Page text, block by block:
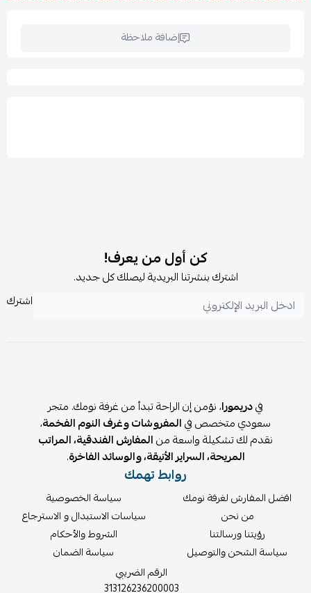
إضافة ملاحظة
كن أول من يعرف!
اشترك بنشرتنا البريدية ليصلك كل جديد.
اشترك
فيدريمورا، نؤمن إن الراحة تبدأ من غرفة نومك. متجر
سعودي متخصص فيالمفروشات وغرف النوم الفخمة،
نقدم لك تشكيلة واسعة منالمفارش الفندقية، المراتب
المريحة، السراير الأنيقة، والوسائد الفاخرة.
روابط تهمك
افضل المفارش لغرفة نومك
من نحن
رؤيتنا ورسالتنا
سياسة الشحن والتوصيل
سياسة الخصوصية
سياسات الاستبدال و الاسترجاع
الشروط والأحكام
سياسة الضمان
الرقم الضريبي
313126236200003